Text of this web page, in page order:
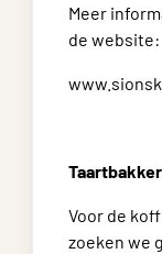
Meer
de website:
Voor de
zoeken we